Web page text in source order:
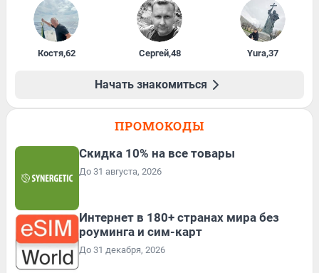
Костя,62 Сергей,48 Yura,37
Начать знакомиться
ПРОМОКОДЫ
Скидка 10% на все товары
До 31 августа, 2026
Интернет в 180+ странах мира без
роуминга и сим-карт
До 31 декабря, 2026